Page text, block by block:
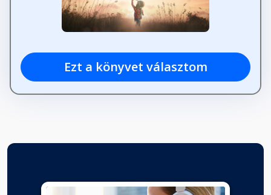
Ezt a könyvet választom